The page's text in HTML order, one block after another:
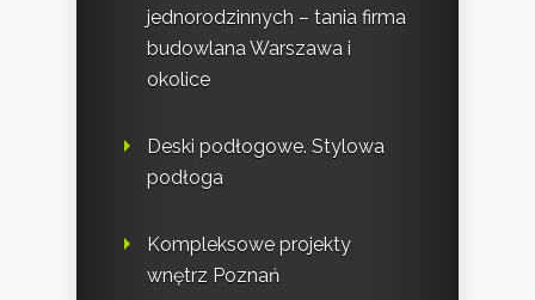
jednorodzinnych – tania firma
budowlana Warszawa i
okolice
Deski podłogowe. Stylowa
podłoga
Kompleksowe projekty
wnętrz Poznań